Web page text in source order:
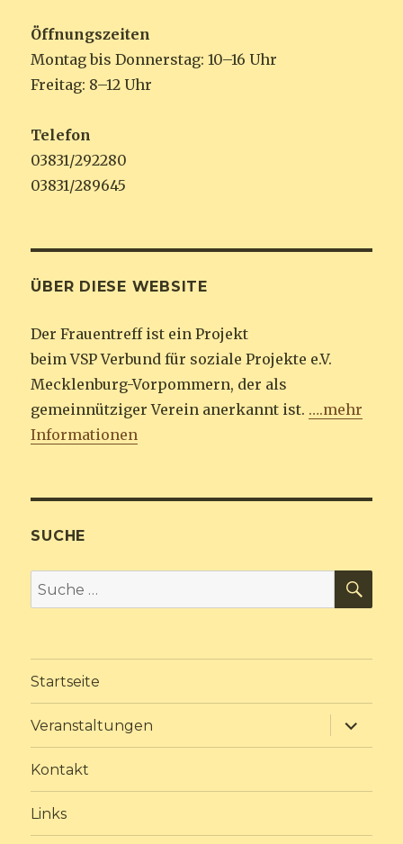
Öffnungszeiten
Montag bis Donnerstag: 10–16 Uhr
Freitag: 8–12 Uhr
Telefon
03831/292280
03831/289645
ÜBER DIESE WEBSITE
Der Frauentreff ist ein Projekt
beim VSP Verbund für soziale Projekte e.V.
Mecklenburg-Vorpommern, der als
gemeinnütziger Verein anerkannt ist. ….mehr
Informationen
SUCHE
Suche
nach:
Startseite
Veranstaltungen
Kontakt
Links